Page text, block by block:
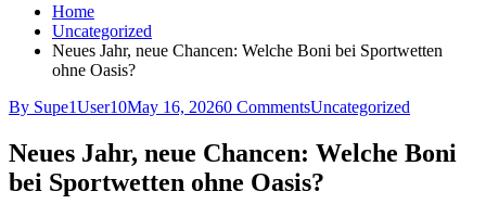
Home
Uncategorized
Neues Jahr, neue Chancen: Welche Boni bei Sportwetten
ohne Oasis?
By Supe1User10May 16, 20260 CommentsUncategorized
Neues Jahr, neue Chancen: Welche Boni
bei Sportwetten ohne Oasis?